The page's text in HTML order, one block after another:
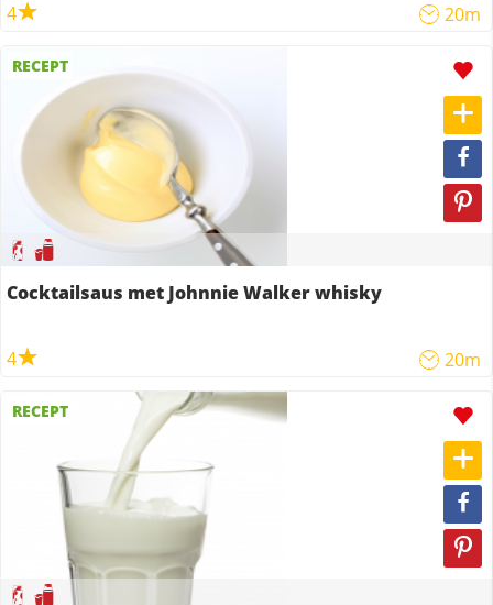
4 20m
RECEPT
Cocktailsaus met Johnnie Walker whisky
4 20m
RECEPT